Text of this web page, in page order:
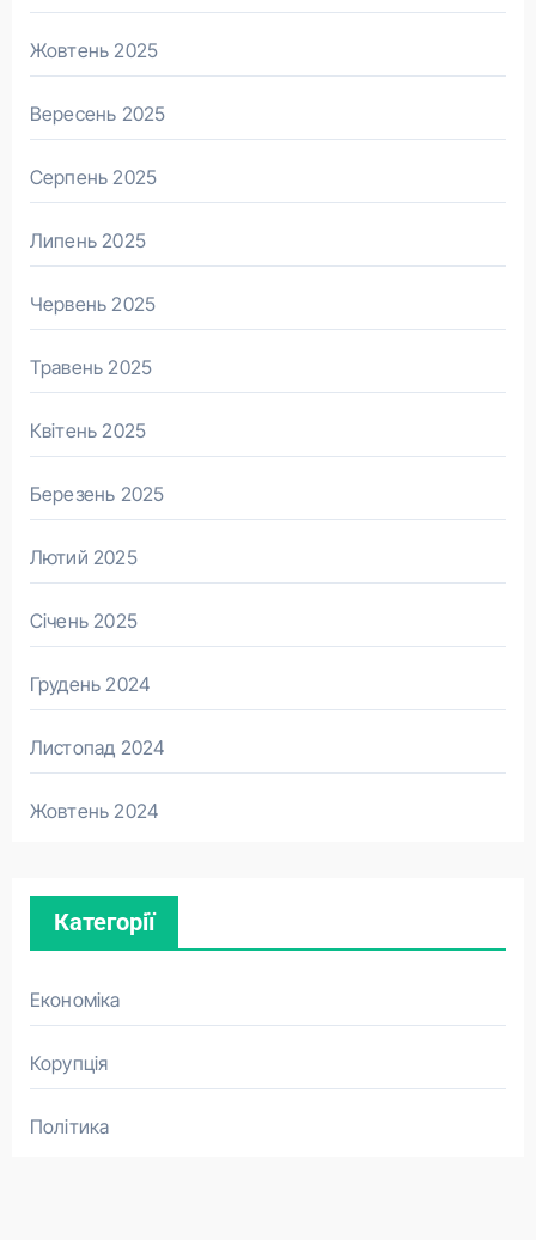
Жовтень 2025
Вересень 2025
Серпень 2025
Липень 2025
Червень 2025
Травень 2025
Квітень 2025
Березень 2025
Лютий 2025
Січень 2025
Грудень 2024
Листопад 2024
Жовтень 2024
Категорії
Економіка
Корупція
Політика